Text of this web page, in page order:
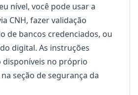
nível, você pode usar a
CNH, fazer validação
de bancos credenciados, ou
digital. As instruções
disponíveis no próprio
seção de segurança da